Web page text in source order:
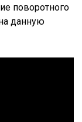
поворотного
данную